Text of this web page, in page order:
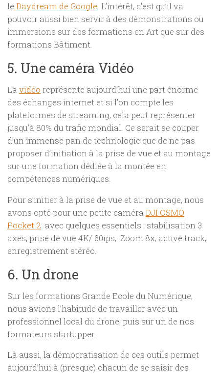
le Daydream de Google. L’intérêt, c’est qu’il va
pouvoir aussi bien servir à des démonstrations ou
immersions sur des formations en Art que sur des
formations Bâtiment.
5. Une caméra Vidéo
La vidéo représente aujourd’hui une part énorme
des échanges internet et si l’on compte les
plateformes de streaming, cela peut représenter
jusqu’à 80% du trafic mondial. Ce serait se couper
d’un immense pan de technologie que de ne pas
proposer d’initiation à la prise de vue et au montage
sur une formation dédiée à la montée en
compétences numériques.
Pour s’initier à la prise de vue et au montage, nous
avons opté pour une petite caméra DJI OSMO
Pocket 2 avec quelques essentiels : stabilisation 3
axes, prise de vue 4K/ 60ips, Zoom 8x, active track,
enregistrement stéréo.
6. Un drone
Sur les formations Grande Ecole du Numérique,
nous avions l’habitude de travailler avec un
professionnel local du drone, puis sur un de nos
formateurs startupper.
Là aussi, la démocratisation de ces outils permet
aujourd’hui à (presque) chacun de se saisir des